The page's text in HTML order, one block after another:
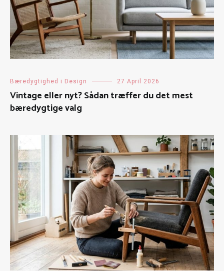
Bæredygtighed i Design 27 April 2026
Vintage eller nyt? Sådan træffer du det mest
bæredygtige valg